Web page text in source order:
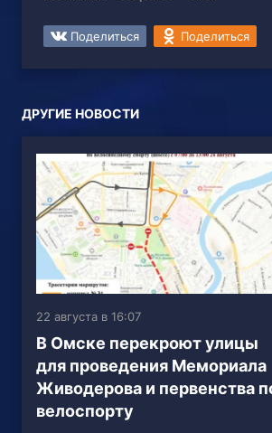
Поделиться Поделиться
ДРУГИЕ НОВОСТИ
22 августа в 16:07
В Омске перекроют улицы
для проведения Мемориала
Живодерова и первенства
велоспорту